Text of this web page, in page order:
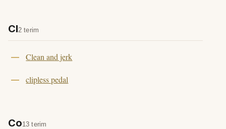
Cl2 terim
Clean and jerk
clipless pedal
Co13 terim